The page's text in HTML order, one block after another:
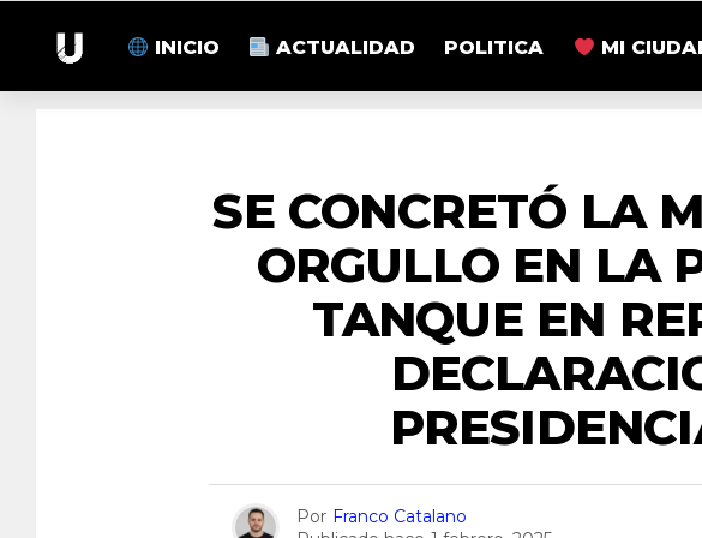
INICIO ACTUALIDAD POLITICA MI
SE CONCRETÓ LA
ORGULLO EN LA
TANQUE EN
Por Franco Catalano